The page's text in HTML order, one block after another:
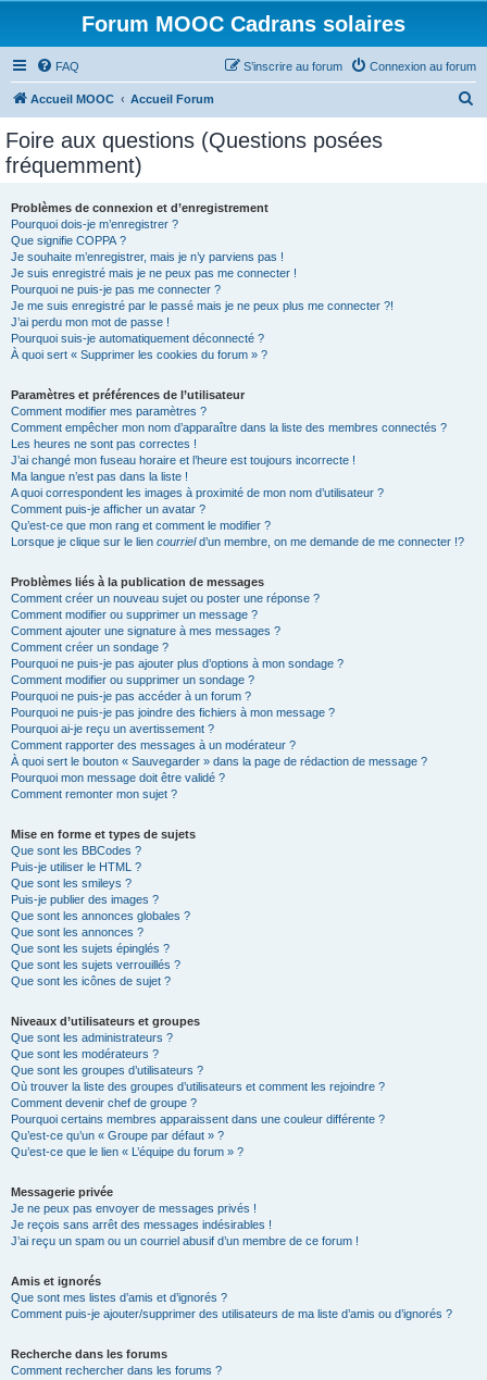
Forum MOOC Cadrans solaires
FAQ Connexion au forum
S’inscrire au forum
Accueil MOOC Accueil Forum
Foire aux questions (Questions posées
fréquemment)
Problèmes de connexion et d’enregistrement
Pourquoi dois-je m’enregistrer ?
Que signifie COPPA ?
Je souhaite m’enregistrer, mais je n’y parviens pas !
Je suis enregistré mais je ne peux pas me connecter !
Pourquoi ne puis-je pas me connecter ?
Je me suis enregistré par le passé mais je ne peux plus me connecter ?!
J’ai perdu mon mot de passe !
Pourquoi suis-je automatiquement déconnecté ?
À quoi sert « Supprimer les cookies du forum » ?
Paramètres et préférences de l’utilisateur
Comment modifier mes paramètres ?
Comment empêcher mon nom d’apparaître dans la liste des membres connectés ?
Les heures ne sont pas correctes !
J’ai changé mon fuseau horaire et l’heure est toujours incorrecte !
Ma langue n’est pas dans la liste !
A quoi correspondent les images à proximité de mon nom d’utilisateur ?
Comment puis-je afficher un avatar ?
Qu’est-ce que mon rang et comment le modifier ?
Lorsque je clique sur le lien courrield’un membre, on me demande de me connecter !?
Problèmes liés à la publication de messages
Comment créer un nouveau sujet ou poster une réponse ?
Comment modifier ou supprimer un message ?
Comment ajouter une signature à mes messages ?
Comment créer un sondage ?
Pourquoi ne puis-je pas ajouter plus d’options à mon sondage ?
Comment modifier ou supprimer un sondage ?
Pourquoi ne puis-je pas accéder à un forum ?
Pourquoi ne puis-je pas joindre des fichiers à mon message ?
Pourquoi ai-je reçu un avertissement ?
Comment rapporter des messages à un modérateur ?
À quoi sert le bouton « Sauvegarder » dans la page de rédaction de message ?
Pourquoi mon message doit être validé ?
Comment remonter mon sujet ?
Mise en forme et types de sujets
Que sont les BBCodes ?
Puis-je utiliser le HTML ?
Que sont les smileys ?
Puis-je publier des images ?
Que sont les annonces globales ?
Que sont les annonces ?
Que sont les sujets épinglés ?
Que sont les sujets verrouillés ?
Que sont les icônes de sujet ?
Niveaux d’utilisateurs et groupes
Que sont les administrateurs ?
Que sont les modérateurs ?
Que sont les groupes d’utilisateurs ?
Où trouver la liste des groupes d’utilisateurs et comment les rejoindre ?
Comment devenir chef de groupe ?
Pourquoi certains membres apparaissent dans une couleur différente ?
Qu’est-ce qu’un « Groupe par défaut » ?
Qu’est-ce que le lien « L’équipe du forum » ?
Messagerie privée
Je ne peux pas envoyer de messages privés !
Je reçois sans arrêt des messages indésirables !
J’ai reçu un spam ou un courriel abusif d’un membre de ce forum !
Amis et ignorés
Que sont mes listes d’amis et d’ignorés ?
Comment puis-je ajouter/supprimer des utilisateurs de ma liste d’amis ou d’ignorés ?
Recherche dans les forums
Comment rechercher dans les forums ?